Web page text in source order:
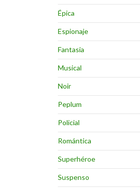
Épica
Espionaje
Fantasia
Musical
Noir
Peplum
Policial
Romántica
Superhéroe
Suspenso